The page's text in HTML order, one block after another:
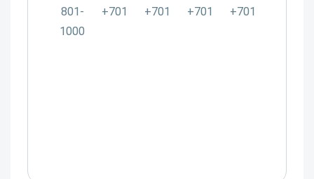
701+
701+
701+
701+
801-
1000